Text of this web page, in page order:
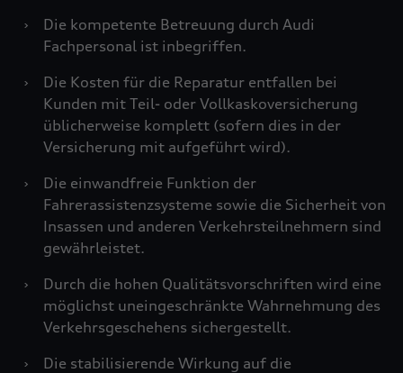
›
Die kompetente Betreuung durch Audi
Fachpersonal ist inbegriffen.
›
Die Kosten für die Reparatur entfallen bei
Kunden mit Teil- oder Vollkaskoversicherung
üblicherweise komplett (sofern dies in der
Versicherung mit aufgeführt wird).
›
Die einwandfreie Funktion der
Fahrerassistenzsysteme sowie die Sicherheit von
Insassen und anderen Verkehrsteilnehmern sind
gewährleistet.
›
Durch die hohen Qualitätsvorschriften wird eine
möglichst uneingeschränkte Wahrnehmung des
Verkehrsgeschehens sichergestellt.
›
Die stabilisierende Wirkung auf die